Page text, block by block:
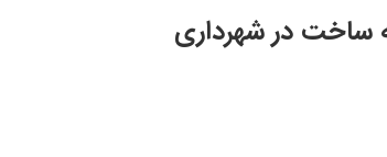
ساخت در شهرداری